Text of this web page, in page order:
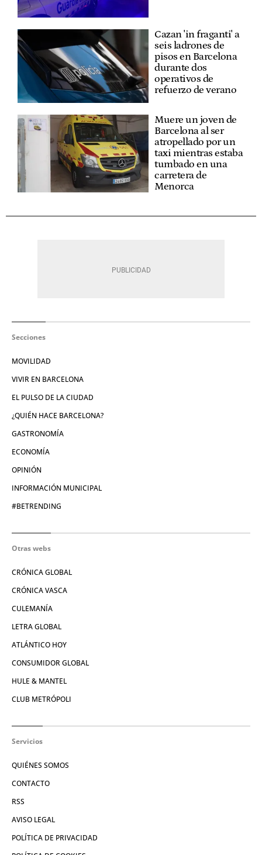
Cazan 'in fraganti' a
seis ladrones de
pisos en Barcelona
durante dos
operativos de
refuerzo de verano
Muere un joven de
Barcelona al ser
atropellado por un
taxi mientras estaba
tumbado en una
carretera de
Menorca
Secciones
MOVILIDAD
VIVIR EN BARCELONA
EL PULSO DE LA CIUDAD
¿QUIÉN HACE BARCELONA?
GASTRONOMÍA
ECONOMÍA
OPINIÓN
INFORMACIÓN MUNICIPAL
#BETRENDING
Otras webs
CRÓNICA GLOBAL
CRÓNICA VASCA
CULEMANÍA
LETRA GLOBAL
ATLÁNTICO HOY
CONSUMIDOR GLOBAL
HULE & MANTEL
CLUB METRÓPOLI
Servicios
QUIÉNES SOMOS
CONTACTO
RSS
AVISO LEGAL
POLÍTICA DE PRIVACIDAD